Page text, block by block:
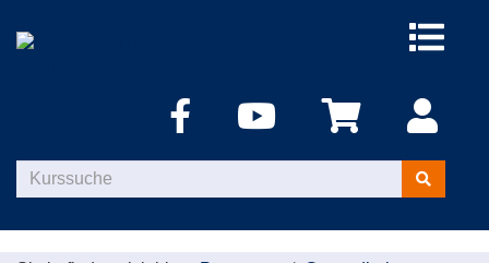
Menü
Kurse
suchen